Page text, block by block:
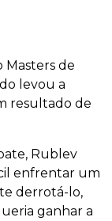
de
levou a
resultado de
Rublev
enfrentar um
derrotá-lo,
ganhar a